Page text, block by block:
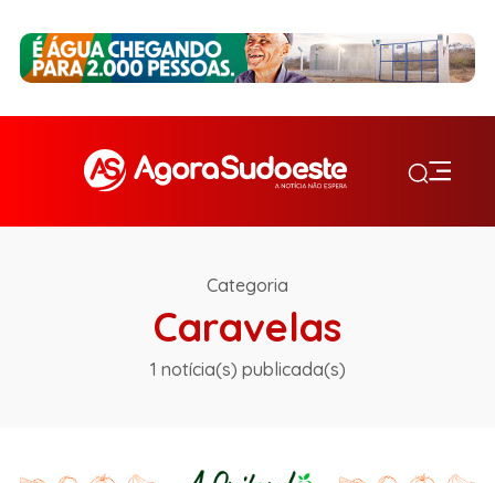
Categoria
Caravelas
1 notícia(s) publicada(s)